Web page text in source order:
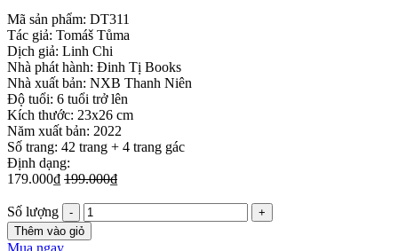
Mã sản phẩm: DT311
Tác giả: Tomáš Tůma
Dịch giả: Linh Chi
Nhà phát hành: Đinh Tị Books
Nhà xuất bản: NXB Thanh Niên
Độ tuổi: 6 tuổi trở lên
Kích thước: 23x26 cm
Năm xuất bản: 2022
Số trang: 42 trang + 4 trang gác
Định dạng:
179.000₫ 199.000₫
Số lượng
Thêm vào giỏ
Mua ngay